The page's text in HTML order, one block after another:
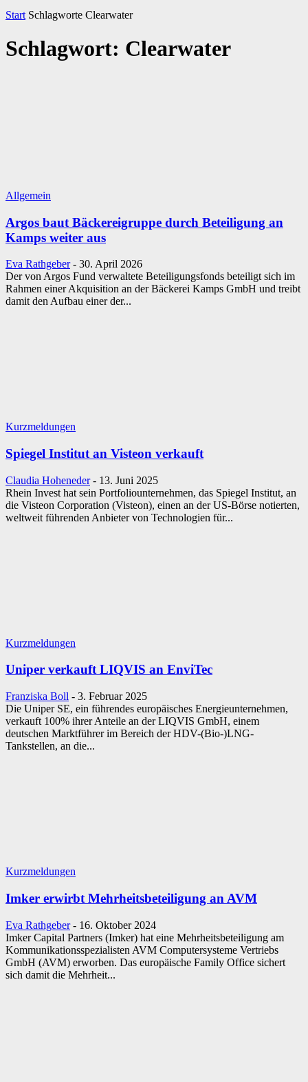
Start Schlagworte Clearwater
Schlagwort: Clearwater
Allgemein
Argos baut Bäckereigruppe durch Beteiligung an
Kamps weiter aus
Eva Rathgeber - 30. April 2026
Der von Argos Fund verwaltete Beteiligungsfonds beteiligt sich im
Rahmen einer Akquisition an der Bäckerei Kamps GmbH und treibt
damit den Aufbau einer der...
Kurzmeldungen
Spiegel Institut an Visteon verkauft
Claudia Hoheneder - 13. Juni 2025
Rhein Invest hat sein Portfoliounternehmen, das Spiegel Institut, an
die Visteon Corporation (Visteon), einen an der US-Börse notierten,
weltweit führenden Anbieter von Technologien für...
Kurzmeldungen
Uniper verkauft LIQVIS an EnviTec
Franziska Boll - 3. Februar 2025
Die Uniper SE, ein führendes europäisches Energieunternehmen,
verkauft 100% ihrer Anteile an der LIQVIS GmbH, einem
deutschen Marktführer im Bereich der HDV-(Bio-)LNG-
Tankstellen, an die...
Kurzmeldungen
Imker erwirbt Mehrheitsbeteiligung an AVM
Eva Rathgeber - 16. Oktober 2024
Imker Capital Partners (Imker) hat eine Mehrheitsbeteiligung am
Kommunikationsspezialisten AVM Computersysteme Vertriebs
GmbH (AVM) erworben. Das europäische Family Office sichert
sich damit die Mehrheit...